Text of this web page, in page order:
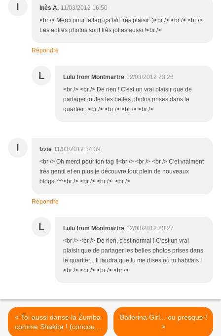
I Inès A. 11/03/2012 16:50
<br /> Merci pour le tag, ça fait très plaisir :)<br /> <br /> <br />
Les autres photos sont très jolies aussi !<br />
Répondre
L Lulu from Montmartre 12/03/2012 23:26
<br /> <br /> De rien ! C'est un vrai plaisir que de
partager toutes les belles photos prises dans le
quartier...<br /> <br /> <br /> <br />
I Izzie 11/03/2012 14:39
<br /> Oh merci pour ton tag !!<br /> <br /> <br /> C'et vraiment
très gentil et en plus je découvre tout plein de nouveaux
blogs. ^^<br /> <br /> <br /> <br />
Répondre
L Lulu from Montmartre 12/03/2012 23:27
<br /> <br /> De rien, c'est normal ! C'est un vrai
plaisir que de partager les belles photos prises dans
le quartier... Il faudra que tu me dises où tu habitais !
<br /> <br /> <br /> <br />
< Toi aussi danse la Zumba
comme Shakira ! (concours
Ballerina Girl... ou presque !
>